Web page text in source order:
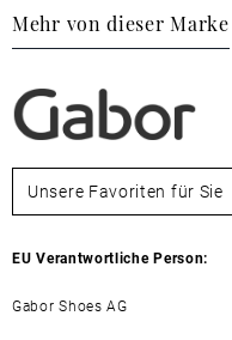
Mehr von dieser Marke
Unsere Favoriten für Sie
EU Verantwortliche Person:
Gabor Shoes AG